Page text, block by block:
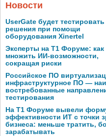
Новости
UserGate будет
решения при помощи
оборудования Xinertel
Эксперты на Т1 Форуме: как
множить ИИ-возможности,
сокращая риски
Российское ПО
инфраструктурное ПО —
востребованные
тестирования
На Т1 Форуме вывели
эффективности ИТ с точки
бизнеса: меньше тратить,
зарабатывать